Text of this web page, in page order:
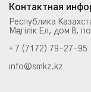
Контактная
Республика
Мәңгілік Ел, дом 8,
+ 7 (7172) 79-27-95
info@smkz.kz